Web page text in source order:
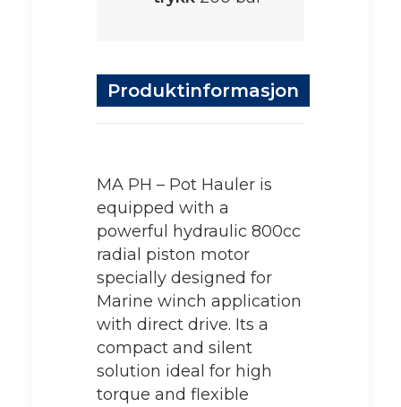
Produktinformasjon
MA PH – Pot Hauler is
equipped with a
powerful hydraulic 800cc
radial piston motor
specially designed for
Marine winch application
with direct drive. Its a
compact and silent
solution ideal for high
torque and flexible